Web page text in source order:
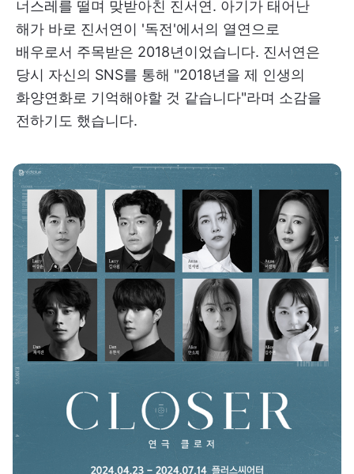
너스레를 떨며 맞받아친 진서연. 아기가 태어난
해가 바로 진서연이 '독전'에서의 열연으로
배우로서 주목받은 2018년이었습니다. 진서연은
당시 자신의 SNS를 통해 "2018년을 제 인생의
화양연화로 기억해야할 것 같습니다"라며 소감을
전하기도 했습니다.